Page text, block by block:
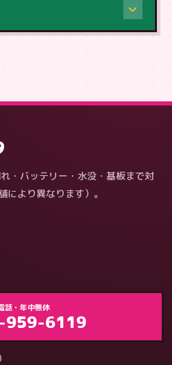
・バッテリー・水没・基板まで対
より異なります）。
話・年中無休
959-6119